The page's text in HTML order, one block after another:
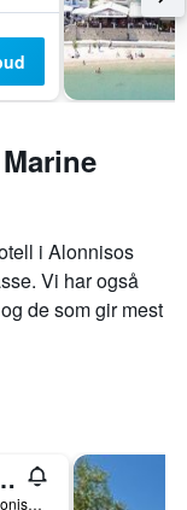
i Alonnisos
Vi har også
de som gir mest
Marpounta, 370 05 Alonissos, Sporades, Thessaly, Patitiri, Hellas